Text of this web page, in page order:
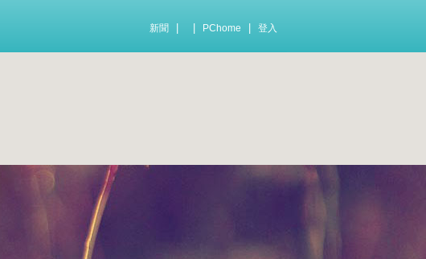
新聞 PChome 登入